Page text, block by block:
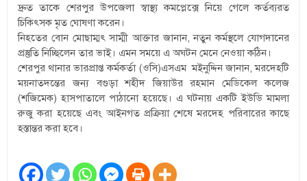
দ্রুত তাকে শেরপুর উপজেলা স্বাস্থ্য কমপ্লেক্সে নিয়ে গেলে কর্তব্যরত
চিকিৎসক মৃত ঘোষণা করেন।
নিহতের বোন মোছাম্মৎ সাম্মী আক্তার জানান, নতুন কর্মস্থলে যোগদানের
প্রস্তুতি নিচ্ছিলেন তার ভাই। এমন সময়ে এ অঘটন মেনে নেওয়া কঠিন।
শেরপুর থানার ভারপ্রাপ্ত কর্মকর্তা (ওসি)এসএম মইনুদ্দিন জানান, মরদেহটি
ময়নাতদন্তের জন্য বগুড়া শহীদ জিয়াউর রহমান মেডিকেল কলেজ
(শজিমেক) হাসপাতালে পাঠানো হয়েছে। এ ঘটনায় একটি ইউডি মামলা
রুজু করা হয়েছে এবং আইনগত প্রক্রিয়া শেষে মরদেহ পরিবারের কাছে
হস্তান্তর করা হবে।